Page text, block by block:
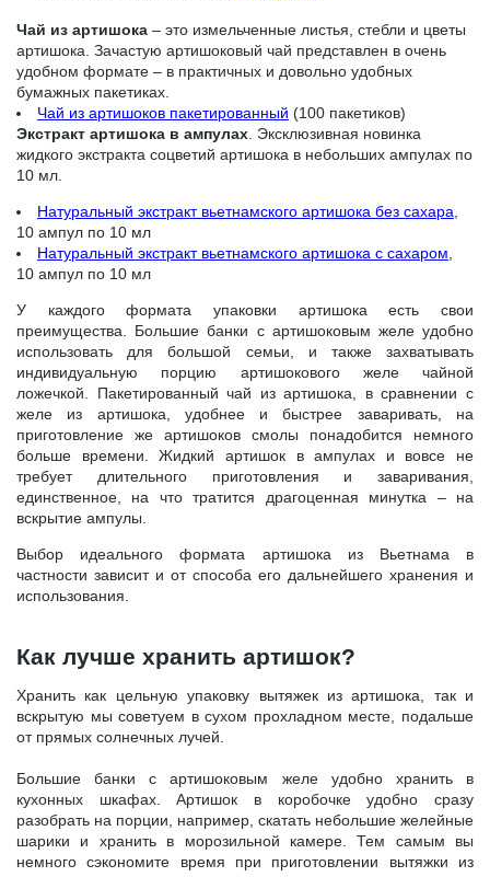
Чай из артишока – это измельченные листья, стебли и цветы
артишока. Зачастую артишоковый чай представлен в очень
удобном формате – в практичных и довольно удобных
бумажных пакетиках.
Чай из артишоков пакетированный (100 пакетиков)
Экстракт артишока в ампулах . Эксклюзивная новинка
жидкого экстракта соцветий артишока в небольших ампулах по
10 мл.
Натуральный экстракт вьетнамского артишока без сахара
10 ампул по 10 мл
Натуральный экстракт вьетнамского артишока с сахаром
10 ампул по 10 мл
У каждого формата упаковки артишока есть свои
преимущества. Большие банки с артишоковым желе удобно
использовать для большой семьи, и также захватывать
индивидуальную порцию артишокового желе чайной
ложечкой. Пакетированный чай из артишока, в сравнении с
желе из артишока, удобнее и быстрее заваривать, на
приготовление же артишоков смолы понадобится немного
больше времени. Жидкий артишок в ампулах и вовсе не
требует длительного приготовления и заваривания,
единственное, на что тратится драгоценная минутка – на
вскрытие ампулы.
Выбор идеального формата артишока из Вьетнама в
частности зависит и от способа его дальнейшего хранения и
использования.
Как лучше хранить артишок?
Хранить как цельную упаковку вытяжек из артишока, так и
вскрытую мы советуем в сухом прохладном месте, подальше
от прямых солнечных лучей.
Большие банки с артишоковым желе удобно хранить в
кухонных шкафах. Артишок в коробочке удобно сразу
разобрать на порции, например, скатать небольшие желейные
шарики и хранить в морозильной камере. Тем самым вы
немного сэкономите время при приготовлении вытяжки из